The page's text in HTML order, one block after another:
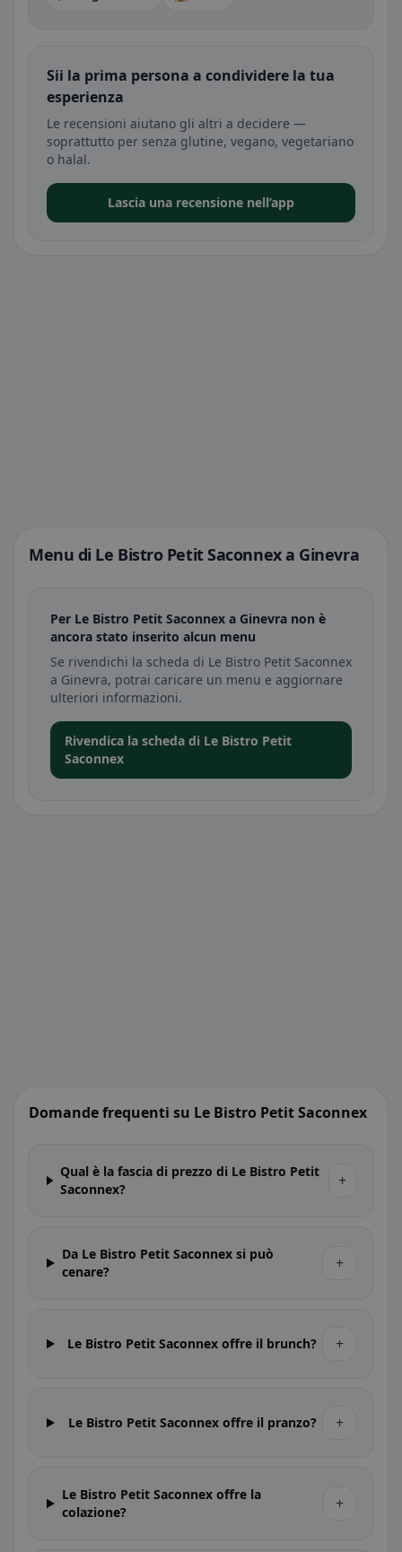
Sii la prima persona a condividere la tua
esperienza
Le recensioni aiutano gli altri a decidere —
soprattutto per senza glutine, vegano, vegetariano
o halal.
Lascia una recensione nell’app
Menu di Le Bistro Petit Saconnex a Ginevra
Per Le Bistro Petit Saconnex a Ginevra non è
ancora stato inserito alcun menu
Se rivendichi la scheda di Le Bistro Petit Saconnex
a Ginevra, potrai caricare un menu e aggiornare
ulteriori informazioni.
Rivendica la scheda di Le Bistro Petit
Saconnex
Domande frequenti su Le Bistro Petit Saconnex
Qual è la fascia di prezzo di Le Bistro Petit
Saconnex?
+
Da Le Bistro Petit Saconnex si può
cenare?
+
Le Bistro Petit Saconnex offre il brunch? +
Le Bistro Petit Saconnex offre il pranzo? +
Le Bistro Petit Saconnex offre la
colazione?
+